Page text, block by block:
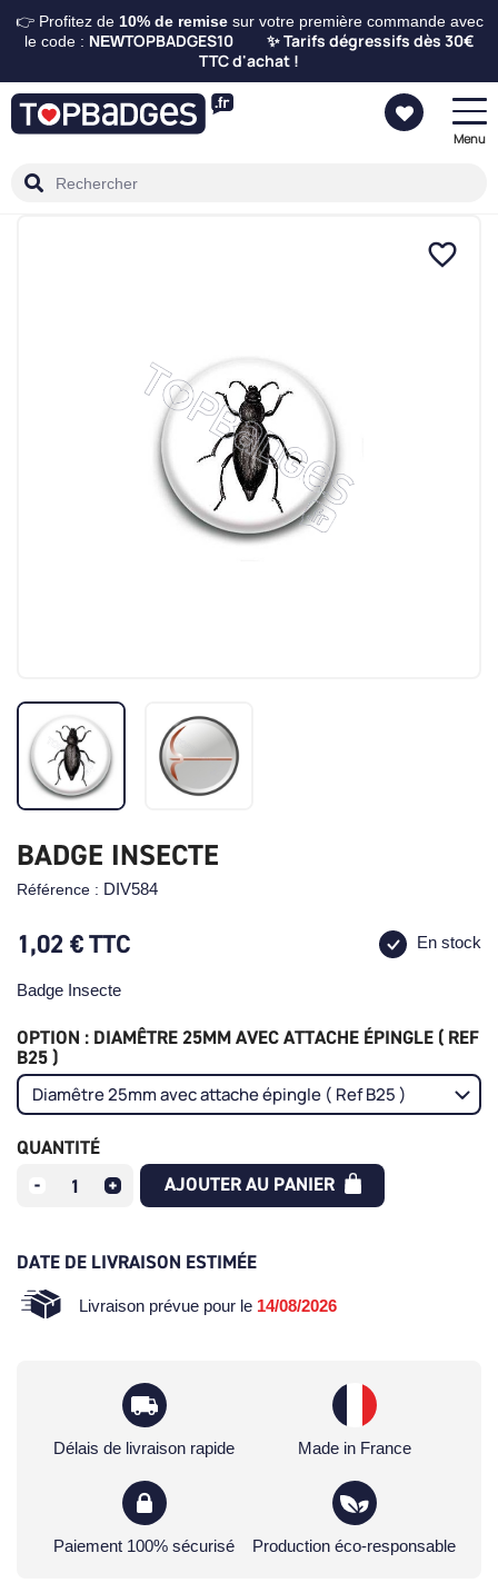
👉 Profitez de 10% de remisesur votre première commande avec
le code : NEWTOPBADGES10 ✨ Tarifs dégressifs dès 30€
TTC d'achat !
Menu
favorite_border
BADGE INSECTE
Référence : DIV584
1,02 €TTC En stock
Badge Insecte
OPTION : DIAMÊTRE 25MM AVEC ATTACHE ÉPINGLE ( REF
B25 )
QUANTITÉ
AJOUTER AU PANIER
DATE DE LIVRAISON ESTIMÉE
Livraison prévue pour le 14/08/2026
Délais de livraison rapide Made in France
Paiement 100% sécurisé Production éco-responsable